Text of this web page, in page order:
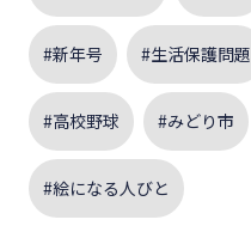
#新年号 #生活保護問題
#高校野球 #みどり市
#絵になる人びと